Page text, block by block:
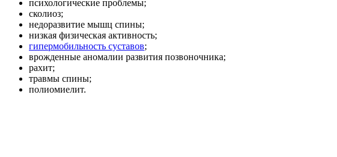
психологические проблемы;
сколиоз;
недоразвитие мышц спины;
низкая физическая активность;
гипермобильность суставов;
врожденные аномалии развития позвоночника;
рахит;
травмы спины;
полиомиелит.